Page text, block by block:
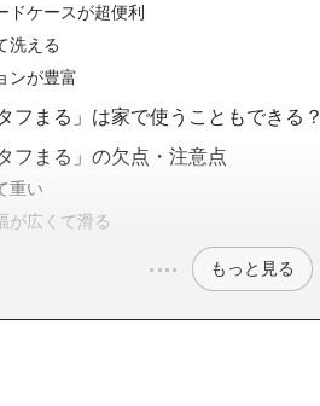
ドケースが超便利
洗える
ンが豊富
フまる」は家で使うこともできる？
フまる」の欠点・注意点
重い
が広くて滑る
もっと見る